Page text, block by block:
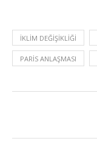
İKLIM DEĞIŞIKLIĞI
PARIS ANLAŞMASI